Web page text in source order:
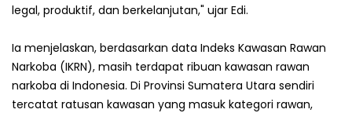
legal, produktif, dan berkelanjutan," ujar Edi.
‎Ia menjelaskan, berdasarkan data Indeks Kawasan Rawan
Narkoba (IKRN), masih terdapat ribuan kawasan rawan
narkoba di Indonesia. Di Provinsi Sumatera Utara sendiri
tercatat ratusan kawasan yang masuk kategori rawan,